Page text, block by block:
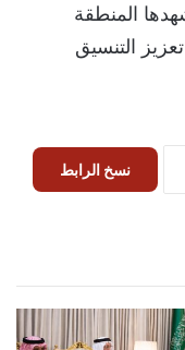
المنطقة
التنسيق
نسخ الرابط